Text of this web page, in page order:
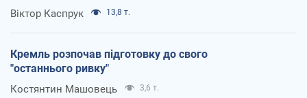
Віктор Каспрук 13,8 т.
Кремль розпочав підготовку до свого
"останнього ривку"
Костянтин Машовець 3,6 т.